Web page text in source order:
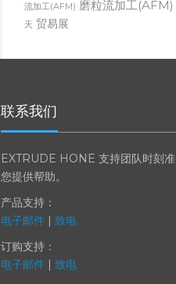
户证明
流加工(AFM)
联系我们
EXTRUDE HONE 支持团队时刻准
您提供帮助。
产品支持：
电子邮件 |
订购支持：